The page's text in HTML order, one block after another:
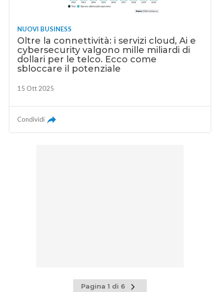
NUOVI BUSINESS
Oltre la connettività: i servizi cloud, Ai e
cybersecurity valgono mille miliardi di
dollari per le telco. Ecco come
sbloccare il potenziale
15 Ott 2025
Condividi
Pagina 1 di 6
Pagina